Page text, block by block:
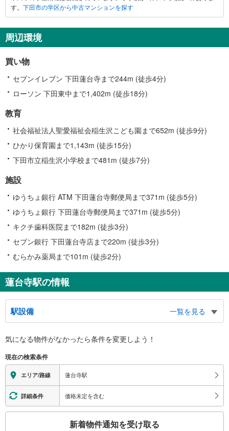
に
す
る
報
す。 下田市の学区から中古マンションを探す
周辺環境
買い物
セブンイレブン 下田蓮台寺まで244m (徒歩4分)
ローソン 下田東中まで1,402m (徒歩18分)
教育
社会福祉法人聖愛福祉会稲生沢こども園まで652m (徒歩9分)
ひかり保育園まで1,143m (徒歩15分)
下田市立稲生沢小学校まで481m (徒歩7分)
施設
ゆうちょ銀行 ATM 下田蓮台寺郵便局まで371m (徒歩5分)
ゆうちょ銀行 下田蓮台寺郵便局まで371m (徒歩5分)
キクチ歯科医院まで182m (徒歩3分)
セブン銀行 下田蓮台寺店まで220m (徒歩3分)
むらかみ薬局まで101m (徒歩2分)
蓮台寺駅の情報
駅設備
一覧を見る
※段差なしでの移動経路
地上⇔改札：○
改札⇔ホーム：×
気になる物件がなかったら条件を変更しよう！
現在の検索条件
エリア/路線 蓮台寺駅
詳細条件 価格未定を含む
新着物件通知を受け取る